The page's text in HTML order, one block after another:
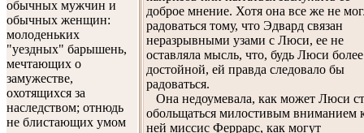
обычных мужчин и
обычных женщин:
молоденьких
"уездных" барышень,
мечтающих о
замужестве,
охотящихся за
наследством; отнюдь
не блистающих умом
доброе мнение. Хотя она все же не
радоваться тому, что Эдвард связан
неразрывными узами с Люси, ее не
оставляла мысль, что, будь Люси
достойной, ей правда следовало бы
радоваться.
Она недоумевала, как может Люси
обольщаться милостивым вниманием
ней миссис Феррарс, как могут